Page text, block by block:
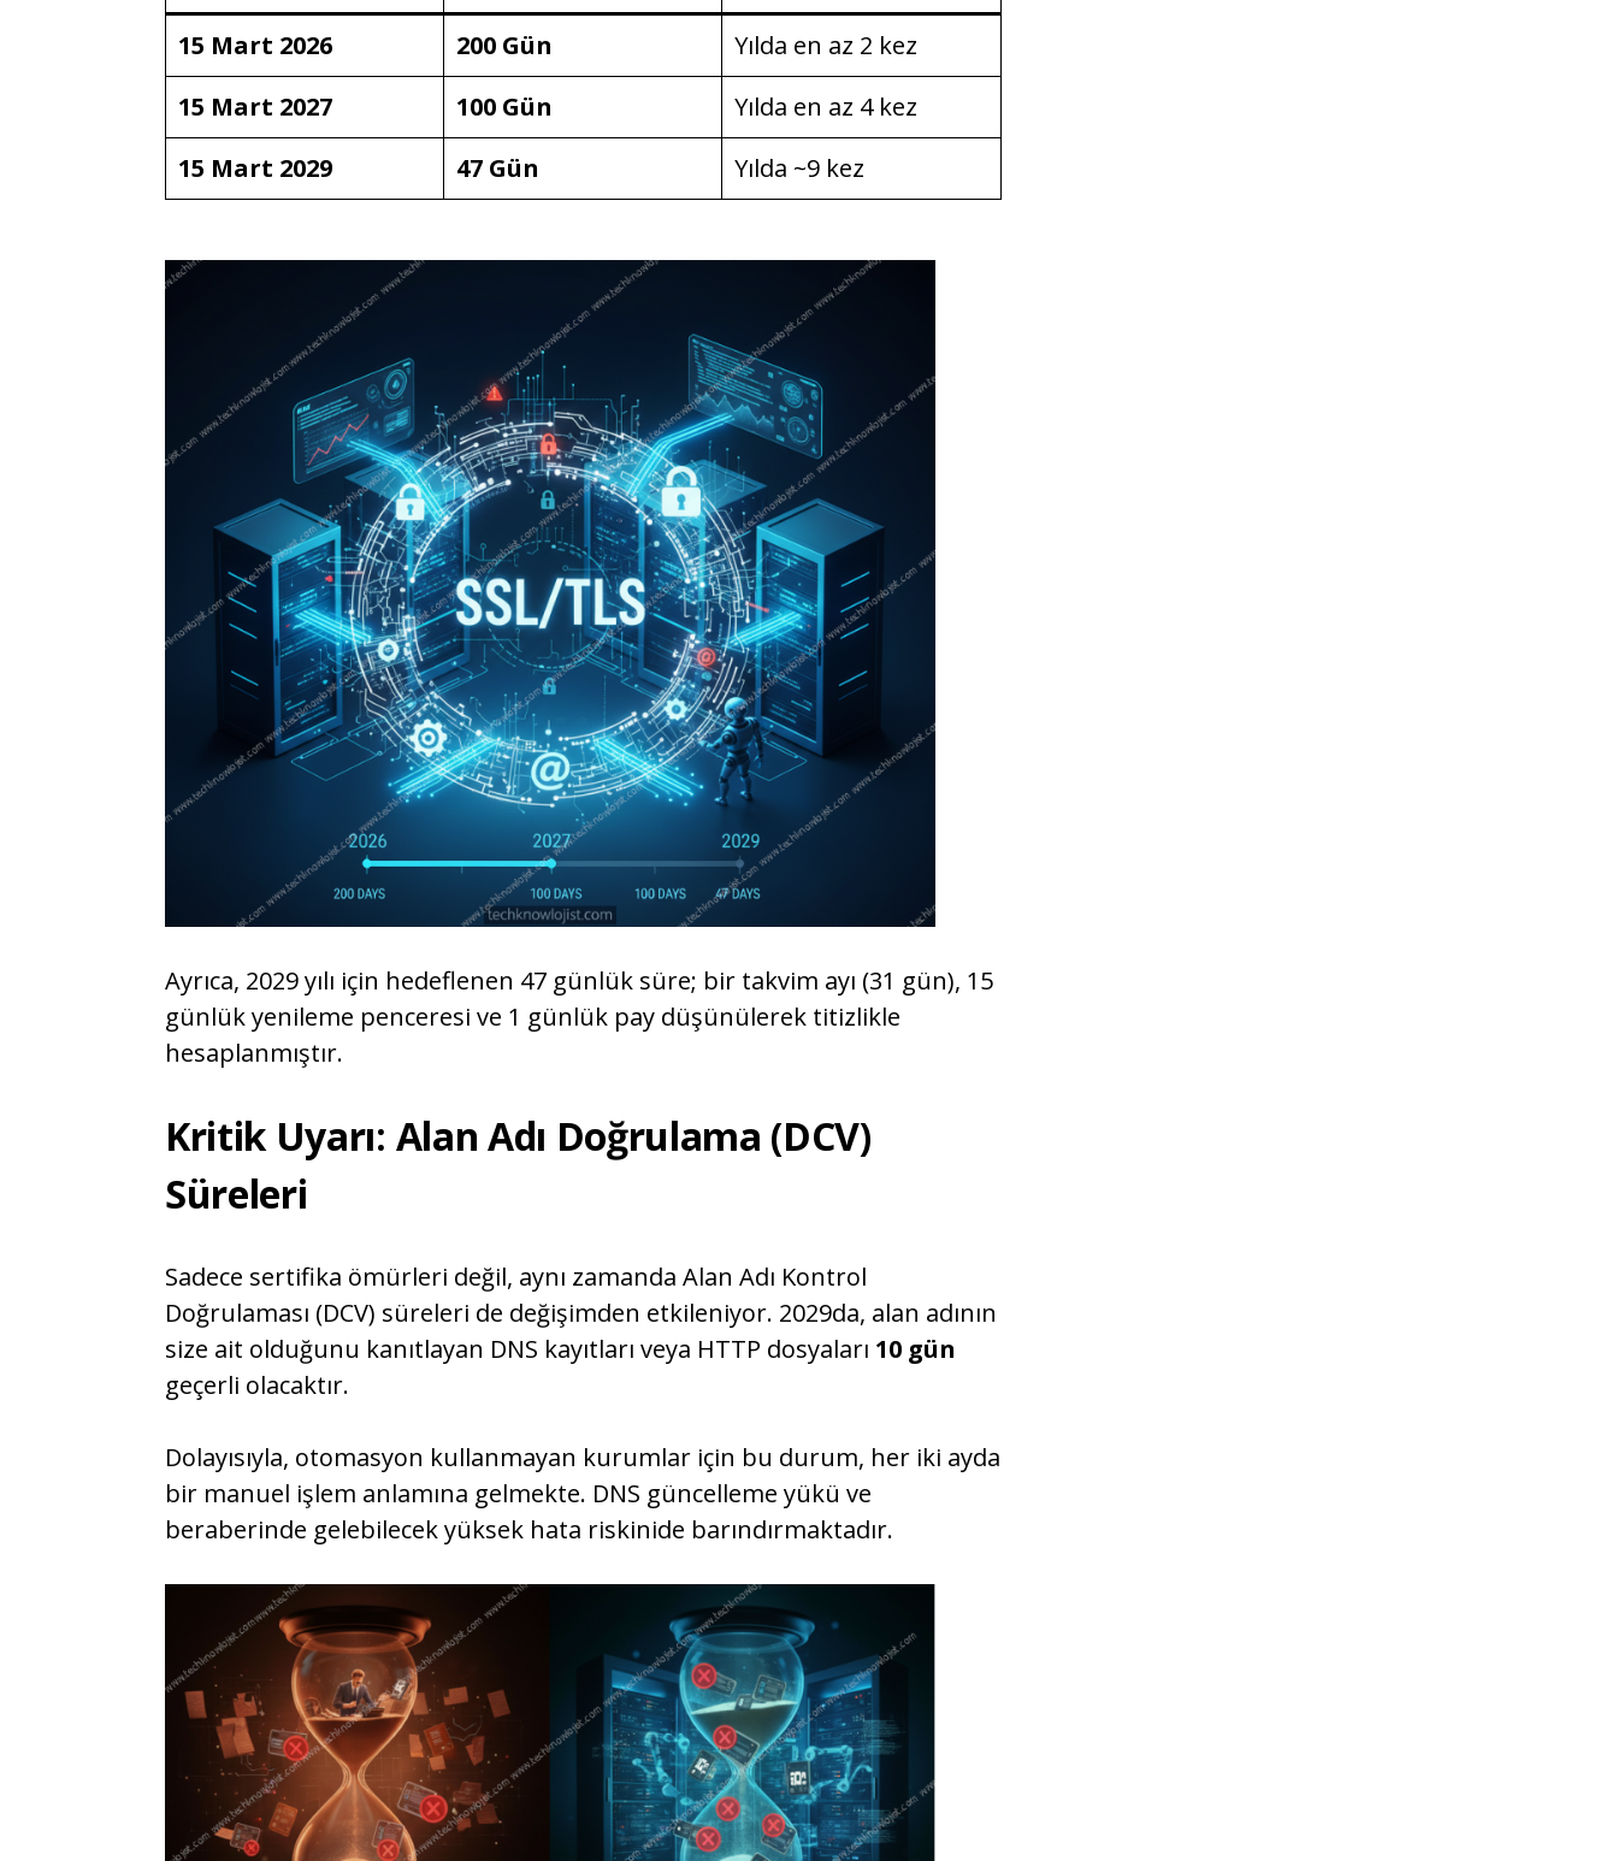
15 Mart 2026
200 Gün
Yılda en az 2 kez
15 Mart 2027
100 Gün
Yılda en az 4 kez
15 Mart 2029
47 Gün Yılda ~9 kez
Ayrıca, 2029 yılı için hedeflenen 47 günlük süre; bir takvim ayı (31 gün), 15
günlük yenileme penceresi ve 1 günlük pay düşünülerek titizlikle
hesaplanmıştır.
Kritik Uyarı: Alan Adı Doğrulama (DCV)
Süreleri
Sadece sertifika ömürleri değil, aynı zamanda Alan Adı Kontrol
Doğrulaması (DCV) süreleri de değişimden etkileniyor. 2029da, alan adının
size ait olduğunu kanıtlayan DNS kayıtları veya HTTP dosyaları 10 gün
geçerli olacaktır.
Dolayısıyla, otomasyon kullanmayan kurumlar için bu durum, her iki ayda
bir manuel işlem anlamına gelmekte. DNS güncelleme yükü ve
beraberinde gelebilecek yüksek hata riskinide barındırmaktadır.